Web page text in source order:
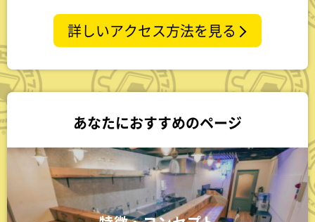
詳しいアクセス方法を見る
あなたにおすすめのページ